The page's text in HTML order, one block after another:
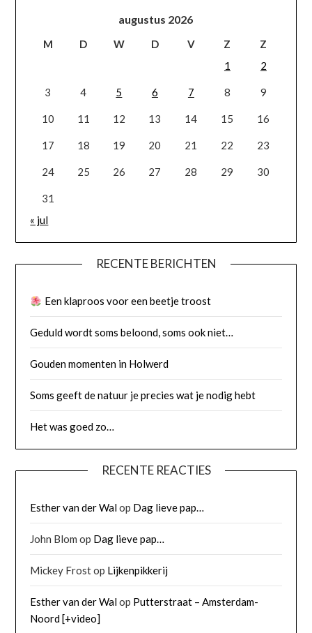
augustus 2026
M D W D V Z
Z
1
2
3 4 5 6 7 8 9
10 11 12 13 14 15 16
17 18 19 20 21 22 23
24 25 26 27 28 29 30
31
« jul
RECENTE BERICHTEN
Een klaproos voor een beetje troost
Geduld wordt soms beloond, soms ook niet…
Gouden momenten in Holwerd
Soms geeft de natuur je precies wat je nodig hebt
Het was goed zo…
RECENTE REACTIES
Esther van der Walop Dag lieve pap…
John Blom op Dag lieve pap…
Mickey Frostop Lijkenpikkerij
Esther van der Walop Putterstraat – Amsterdam-
Noord [+video]